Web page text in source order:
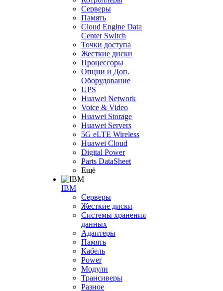
Серверы
Память
Cloud Engine Data
Center Switch
Точки доступа
Жесткие диски
Процессоры
Опции и Доп.
Оборудование
UPS
Huawei Network
Voice & Video
Huawei Storage
Huawei Servers
5G eLTE Wireless
Huawei Cloud
Digital Power
Parts DataSheet
Ещё
IBM
Серверы
Жесткие диски
Системы хранения
данных
Адаптеры
Память
Кабель
Power
Модули
Трансиверы
Разное